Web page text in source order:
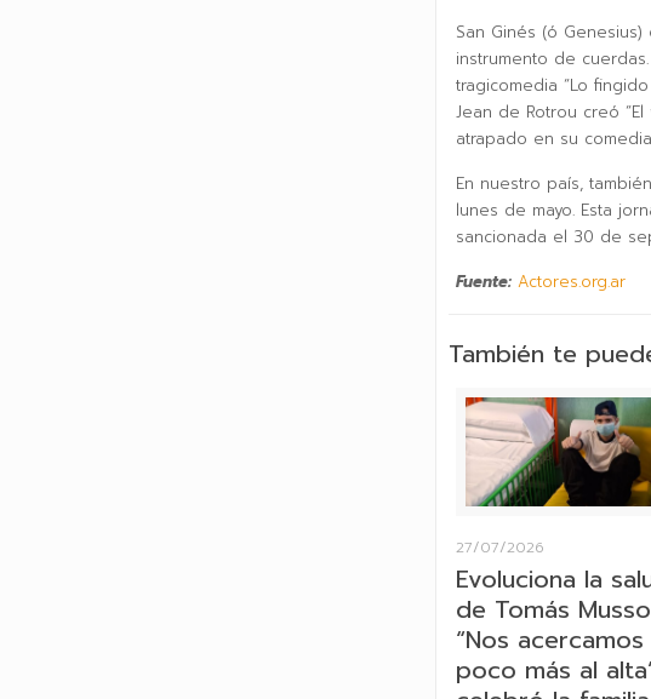
San Ginés (ó
instrumento de
tragicomedia “Lo
Jean de Rotrou creó
atrapado en su
En nuestro país,
lunes de mayo. Esta
sancionada el 30 de
Fuente: Actores.org.ar
También te
27/07/2026
Evoluciona la
de Tomás
“Nos acercamos
poco más al